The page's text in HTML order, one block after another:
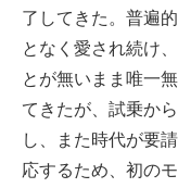
了してきた。普遍
となく愛され続け
とが無いまま唯一
てきたが、試乗か
し、また時代が要
応するため、初の